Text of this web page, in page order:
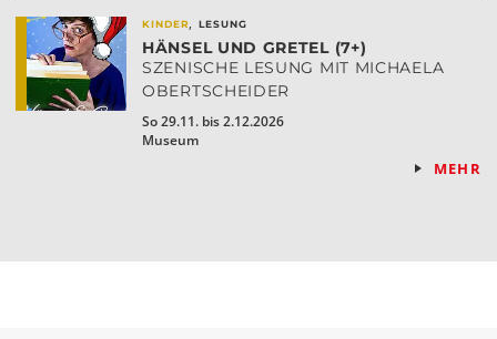
KINDER,LESUNG
HÄNSEL UND GRETEL (7+)
SZENISCHE LESUNG MIT MICHAELA
OBERTSCHEIDER
So 29.11. bis 2.12.2026
Museum
MEHR